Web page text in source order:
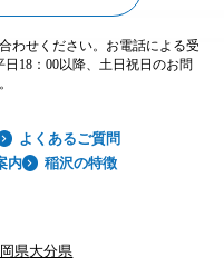
わせください。お電話による受
18：00以降、土日祝日のお問
よくあるご質問
内
稲沢の特徴
県大分県